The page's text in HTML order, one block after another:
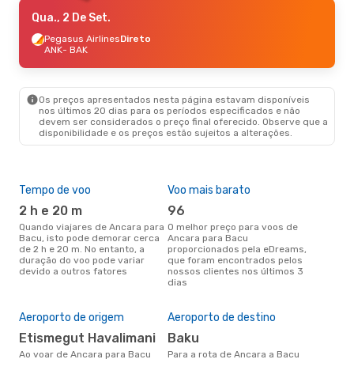
Qua., 2 De Set.
Pegasus AirlinesDireto
ANK- BAK
Os preços apresentados nesta página estavam disponíveis
nos últimos 20 dias para os períodos especificados e não
devem ser considerados o preço final oferecido. Observe que a
disponibilidade e os preços estão sujeitos a alterações.
Tempo de voo
2 h e 20 m
Quando viajares de Ancara para
Bacu, isto pode demorar cerca
de 2 h e 20 m. No entanto, a
duração do voo pode variar
devido a outros fatores
Voo mais barato
96
O melhor preço para voos de
Ancara para Bacu
proporcionados pela eDreams,
que foram encontrados pelos
nossos clientes nos últimos 3
dias
Aeroporto de origem
Etismegut Havalimani
Ao voar de Ancara para Bacu
Aeroporto de destino
Baku
Para a rota de Ancara a Bacu